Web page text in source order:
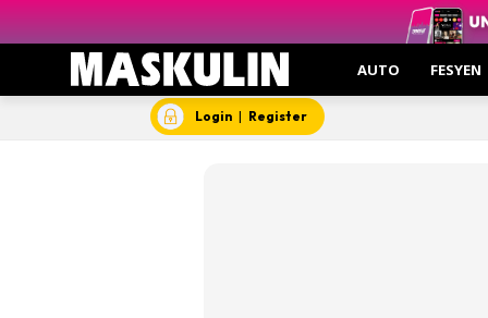
AUTO FESYEN
Login | Register